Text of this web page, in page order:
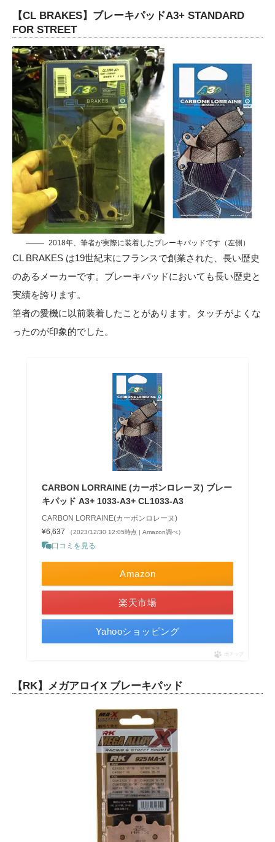
【CL BRAKES】ブレーキパッドA3+ STANDARD
FOR STREET
2018年、筆者が実際に装着したブレーキパッドです（左側）
CL BRAKES は19世紀末にフランスで創業された、長い歴史
のあるメーカーです。ブレーキパッドにおいても長い歴史と
実績を誇ります。
筆者の愛機に以前装着したことがあります。タッチがよくな
ったのが印象的でした。
CARBON LORRAINE (カーボンロレーヌ) ブレー
キパッド A3+ 1033-A3+ CL1033-A3
CARBON LORRAINE(カーボンロレーヌ)
¥6,637
（2023/12/30 12:05時点 | Amazon調べ）
口コミを見る
Amazon
楽天市場
Yahooショッピング
ポチップ
【RK】メガアロイX ブレーキパッド